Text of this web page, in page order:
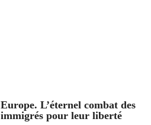
Europe. L’éternel combat des
immigrés pour leur liberté